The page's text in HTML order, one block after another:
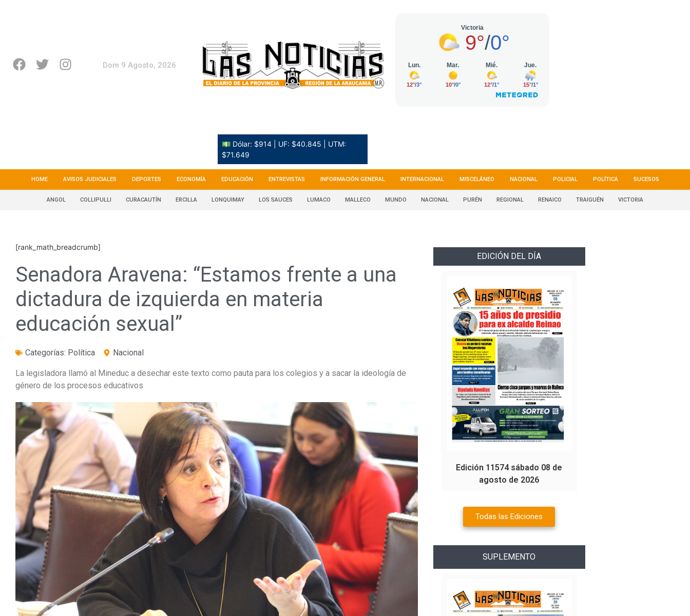
Dom 9 Agosto, 2026
💵 Dólar: $914 | UF: $40.845 | UTM:
$71.649
HOME AVISOS JUDICIALES DEPORTES ECONOMÍA EDUCACIÓN ENTREVISTAS INFORMACIÓN GENERAL INTERNACIONAL MISCELÁNEO NACIONAL POLICIAL POLÍTICA SUCESOS
ANGOL COLLIPULLI CURACAUTÍN ERCILLA LONQUIMAY LOS SAUCES LUMACO MALLECO MUNDO NACIONAL PURÉN REGIONAL RENAICO TRAIGUÉN VICTORIA
[rank_math_breadcrumb]
Senadora Aravena: “Estamos frente a una
dictadura de izquierda en materia
educación sexual”
Categorías: Política Nacional
La legisladora llamó al Mineduc a desechar este texto como pauta para los colegios y a sacar la ideología de
género de los procesos educativos
EDICIÓN DEL DÍA
Edición 11574 sábado 08 de
agosto de 2026
Todas las Ediciones
SUPLEMENTO